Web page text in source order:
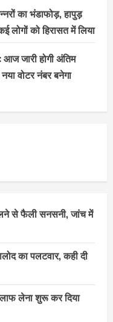
का भंडाफोड़, हापुड़
लोगों को हिरासत में लिया
जारी होगी अंतिम
वोटर नंबर बनेगा
से फैली सनसनी, जांच में
का पलटवार, कही दी
लेना शुरू कर दिया